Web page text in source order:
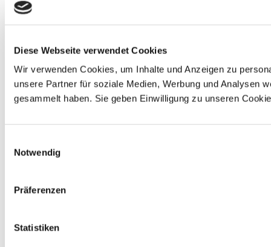
Diese Webseite verwendet Cookies
Wir verwenden Cookies, um Inhalte und Anzeigen zu
unsere Partner für soziale Medien, Werbung und Analysen
gesammelt haben. Sie geben Einwilligung zu unseren
Notwendig
Präferenzen
Statistiken